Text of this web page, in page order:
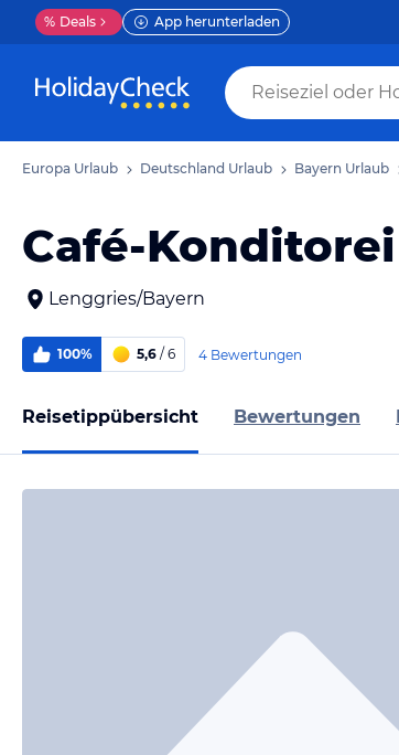
% Deals App herunterladen
Europa Urlaub Deutschland Urlaub Bayern Urlaub
Café-
Lenggries/Bayern
100% 5,6 / 6 4 Bewertungen
Reisetippübersicht Bewertungen